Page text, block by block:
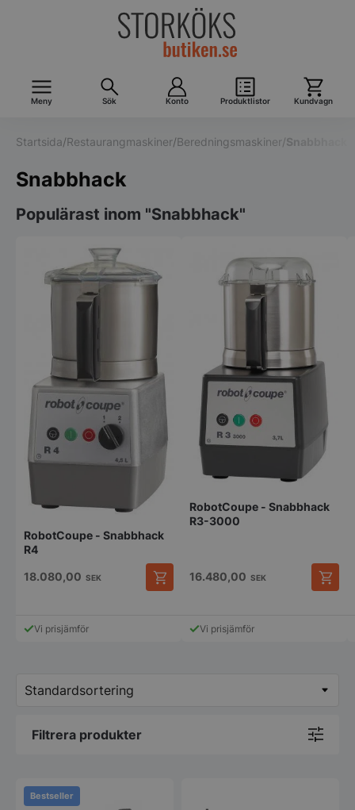
Meny Sök Konto Produktlistor Kundvagn
Startsida/Restaurangmaskiner/Beredningsmaskiner/Snabbhack
Snabbhack
Populärast inom "Snabbhack"
RobotCoupe - Snabbhack
R4
18.080,00 SEK
Vi prisjämför
RobotCoupe - Snabbhack
R3-3000
16.480,00 SEK
Vi prisjämför
Filtrera produkter
Bestseller